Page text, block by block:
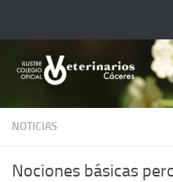
NOTICIAS
Nociones básicas